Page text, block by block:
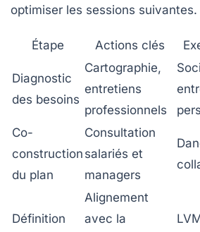
optimiser les sessions suivantes.
Étape Actions clés
Diagnostic
des besoins
Cartographie,
entretiens
professionnels
Co-
construction
du plan
Consultation
salariés et
managers
Définition
Alignement
avec la